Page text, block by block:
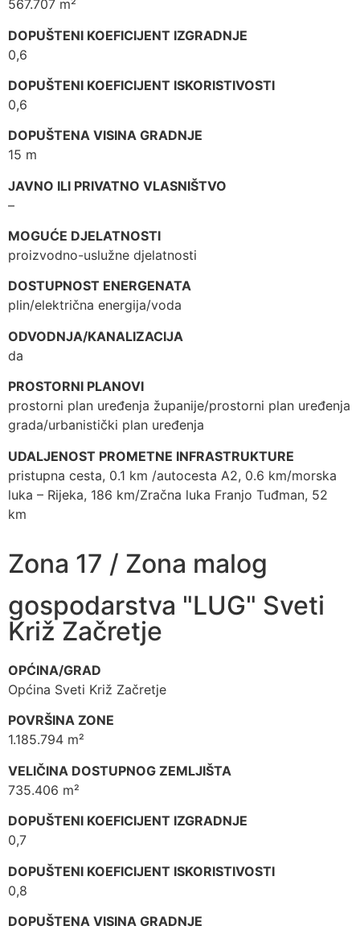
567.707 m²
DOPUŠTENI KOEFICIJENT IZGRADNJE
0,6
DOPUŠTENI KOEFICIJENT ISKORISTIVOSTI
0,6
DOPUŠTENA VISINA GRADNJE
15 m
JAVNO ILI PRIVATNO VLASNIŠTVO
–
MOGUĆE DJELATNOSTI
proizvodno-uslužne djelatnosti
DOSTUPNOST ENERGENATA
plin/električna energija/voda
ODVODNJA/KANALIZACIJA
da
PROSTORNI PLANOVI
prostorni plan uređenja županije/prostorni plan uređenja
grada/urbanistički plan uređenja
UDALJENOST PROMETNE INFRASTRUKTURE
pristupna cesta, 0.1 km /autocesta A2, 0.6 km/morska
luka – Rijeka, 186 km/Zračna luka Franjo Tuđman, 52
km
Zona 17 / Zona malog
gospodarstva "LUG" Sveti
Križ Začretje
OPĆINA/GRAD
Općina Sveti Križ Začretje
POVRŠINA ZONE
1.185.794 m²
VELIČINA DOSTUPNOG ZEMLJIŠTA
735.406 m²
DOPUŠTENI KOEFICIJENT IZGRADNJE
0,7
DOPUŠTENI KOEFICIJENT ISKORISTIVOSTI
0,8
DOPUŠTENA VISINA GRADNJE